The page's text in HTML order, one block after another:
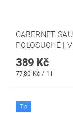
CABERNET
POLOSUCHÉ |
389 Kč
77,80 Kč / 1 l
Tip